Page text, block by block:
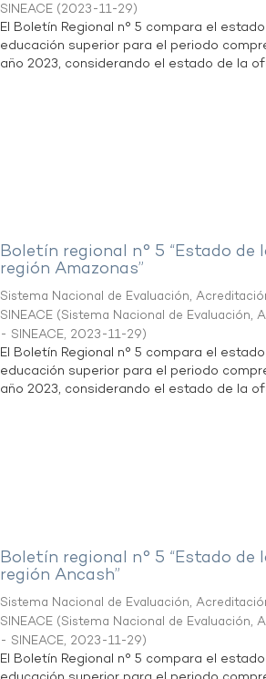
SINEACE (2023-11-29)
El Boletín Regional n° 5 compara el
educación superior para el periodo
año 2023, considerando el estado de la
Boletín regional n° 5 “Estado
región Amazonas”
Sistema Nacional de Evaluación,
SINEACE (Sistema Nacional de Evaluación,
- SINEACE, 2023-11-29)
El Boletín Regional n° 5 compara el
educación superior para el periodo
año 2023, considerando el estado de la
Boletín regional n° 5 “Estado
región Ancash”
Sistema Nacional de Evaluación,
SINEACE (Sistema Nacional de Evaluación,
- SINEACE, 2023-11-29)
El Boletín Regional n° 5 compara el